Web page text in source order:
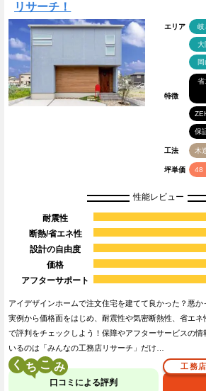
リサーチ！
エリア 岐
大
岡
特徴
省
保
工法 木
坪単価 48
性能レビュー
耐震性
断熱/省エネ性
設計の自由度
価格
アフターサポート
アイデザインホームで注文住宅を建てて良かった？悪
実例から価格面をはじめ、耐震性や気密断熱性、省エネ
で評判をチェックしよう！保障やアフターサービスの
いるのは「みんなの工務店リサーチ」だけ…
く こ
口コミによる評判
工務